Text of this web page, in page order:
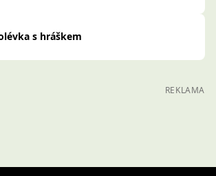
s hráškem
REKLAMA